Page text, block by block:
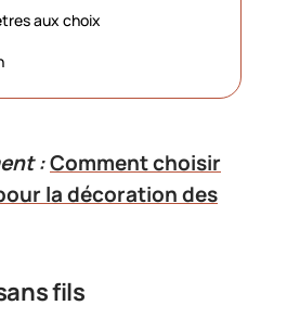
aux choix
:Comment choisir
la décoration des
fils